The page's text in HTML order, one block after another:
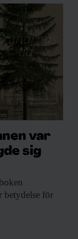
var
sig
betydelse för